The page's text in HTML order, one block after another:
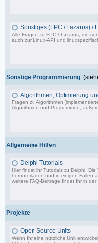
Sonstiges (FPC / Lazarus) /
Alle Fragen zu FPC / Lazarus, die
auch zur Linux-API und
Sonstige Programmierung
Algorithmen, Optimierung
Fragen zu Algorithmen
Algorithmen und Programmen,
Allgemeine Hilfen
Delphi Tutorials
Hier findet ihr Tutorials zu Delphi. Die
herunterladen und in einigen Fällen
weitere FAQ-Beiträge findet Ihr in der
Projekte
Open Source Units
Wenn Ihr eine nützliche Unit